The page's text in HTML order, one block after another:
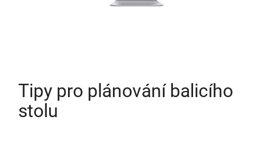
Tipy pro plánování balicího
stolu